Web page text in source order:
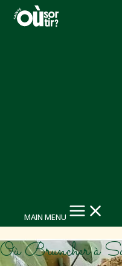
MAIN MENU
Où Bruncher à